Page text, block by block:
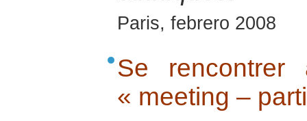
Paris, febrero 2008
Se
« meeting –